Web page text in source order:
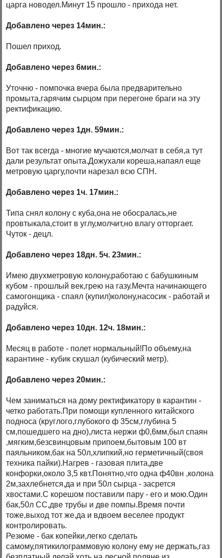
царга новодел.Минут 15 прошло - прихода нет.
Добавлено через 14мин.:
Пошел приход.
Добавлено через 6мин.:
Уточню - помпочка вчера была предварительно
промыта,гарячим сырцом при перегоне браги на эту
ректификацию.
Добавлено через 1дн. 59мин.:
Вот так всегда - многие мучаются,молчат в себя,а тут
дали результат опыта.Дожухали кореша,напаял еще
метровую царгу,почти нарезал всю СПН.
Добавлено через 1ч. 17мин.:
Типа снял колону с куба,она не обосралась,не
провтыкала,стоит в углу,молчит,но влагу отторгает.
Чуток - децл.
Добавлено через 18дн. 5ч. 23мин.:
Имею двухметровую колону,работаю с бабушкиным
кубом - прошлый век,грею на газу.Мечта начинающего
самогонщика - спаял (купил)колону,насосик - работай и
радуйся.
Добавлено через 10дн. 12ч. 18мин.:
Месяц в работе - полет нормальный!По объему,на
карантине - кубик скушал (кубический метр).
Добавлено через 20мин.:
Чем заниматься на дому ректификатору в карантин -
четко работать.При помощи купленного китайского
подноса (круглого,глубокого ф 35см,глубина 5
см,пошедшего на дно),листа нержи ф0,6мм,был спаян
,мягким,безсвинцовым припоем,бытовым 100 вт
паяльником,бак на 50л,хлипкий,но герметичный(своя
техника пайки).Нагрев - газовая плита,две
конфорки,около 3,5 квт.Понятно,что одна ф40вн ,колона
2м,захлебнется,да и при 50л сырца - засрется
хвостами.С корешом поставили пару - его и мою.Один
бак,50л СС,две трубы и две помпы.Время почти
тоже,выход тот же,да и вдвоем веселее продукт
контролировать.
Резюме - бак копейки,легко сделать
самому,пятикилограммовую колону ему не держать,газ